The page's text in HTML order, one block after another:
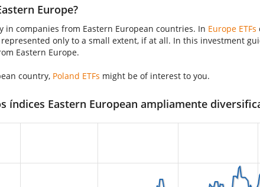
Europe?
in companies from Eastern European countries. In Europe ETFs
only to a small extent, if at all. In this investment
Eastern Europe.
country, Poland ETFs might be of interest to you.
índices Eastern European ampliamente